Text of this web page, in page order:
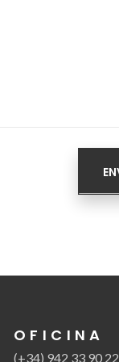
OFICINA
(+34) 942 33 90 22